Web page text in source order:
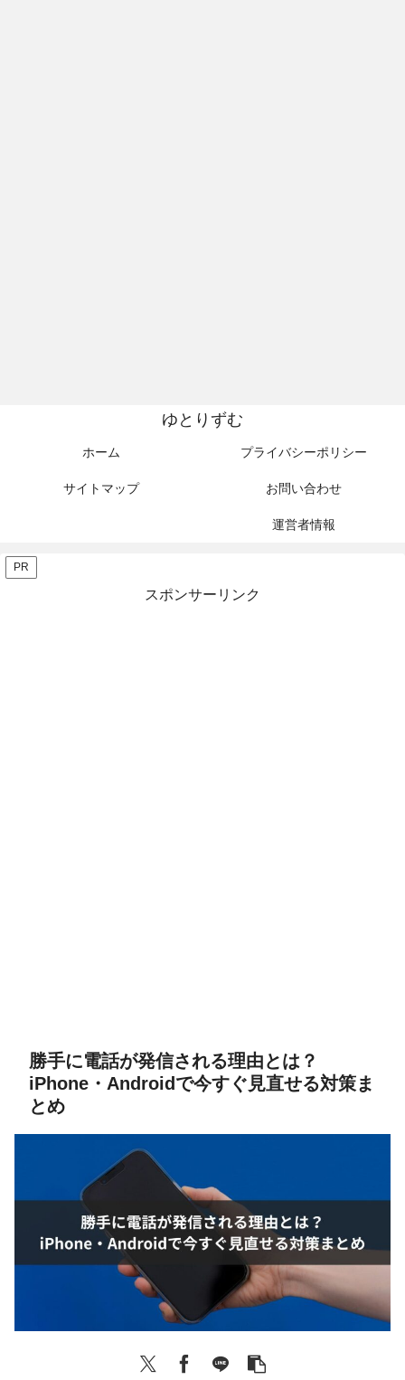
ゆとりずむ
ホーム プライバシーポリシー
サイトマップ お問い合わせ
運営者情報
PR
スポンサーリンク
勝手に電話が発信される理由とは？
iPhone・Androidで今すぐ見直せる対策ま
とめ